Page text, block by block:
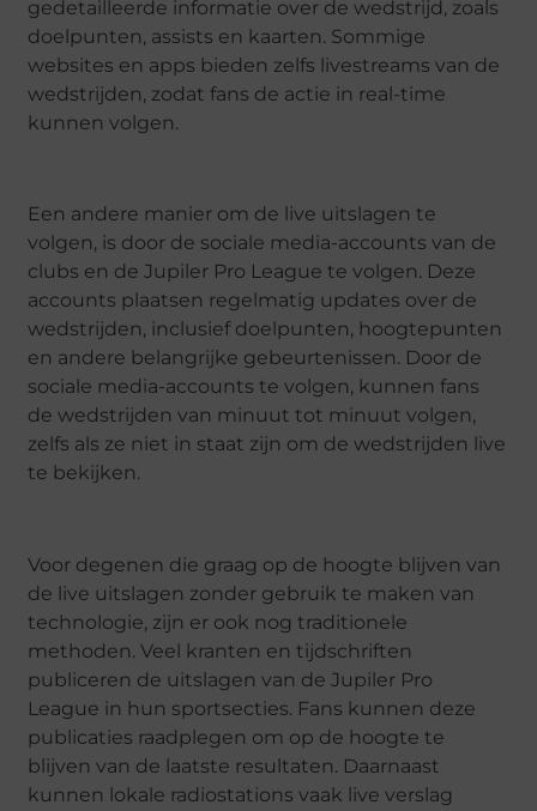
gedetailleerde informatie over de wedstrijd, zoals
doelpunten, assists en kaarten. Sommige
websites en apps bieden zelfs livestreams van de
wedstrijden, zodat fans de actie in real-time
kunnen volgen.
Een andere manier om de live uitslagen te
volgen, is door de sociale media-accounts van de
clubs en de Jupiler Pro League te volgen. Deze
accounts plaatsen regelmatig updates over de
wedstrijden, inclusief doelpunten, hoogtepunten
en andere belangrijke gebeurtenissen. Door de
sociale media-accounts te volgen, kunnen fans
de wedstrijden van minuut tot minuut volgen,
zelfs als ze niet in staat zijn om de wedstrijden live
te bekijken.
Voor degenen die graag op de hoogte blijven van
de live uitslagen zonder gebruik te maken van
technologie, zijn er ook nog traditionele
methoden. Veel kranten en tijdschriften
publiceren de uitslagen van de Jupiler Pro
League in hun sportsecties. Fans kunnen deze
publicaties raadplegen om op de hoogte te
blijven van de laatste resultaten. Daarnaast
kunnen lokale radiostations vaak live verslag